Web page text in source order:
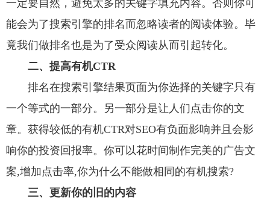
一定要自然，避免太多的关键字填充内容。否则你可
能会为了搜索引擎的排名而忽略读者的阅读体验。毕
竟我们做排名也是为了受众阅读从而引起转化。
二、提高有机CTR
排名在搜索引擎结果页面为你选择的关键字只有
一个等式的一部分。另一部分是让人们点击你的文
章。获得较低的有机CTR对SEO有负面影响并且会影
响你的投资回报率。你可以花时间制作完美的广告文
案,增加点击率,你为什么不能做相同的有机搜索?
三、更新你的旧的内容